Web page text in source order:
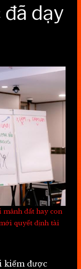
dạy
mảnh đất hay con
quyết định tài
kiếm được